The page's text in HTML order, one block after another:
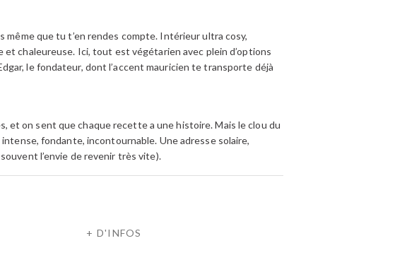
même que tu t’en rendes compte. Intérieur ultra cosy,
chaleureuse. Ici, tout est végétarien avec plein d’options
le fondateur, dont l’accent mauricien te transporte déjà
et on sent que chaque recette a une histoire. Mais le clou du
fondante, incontournable. Une adresse solaire,
l’envie de revenir très vite).
+ D'INFOS